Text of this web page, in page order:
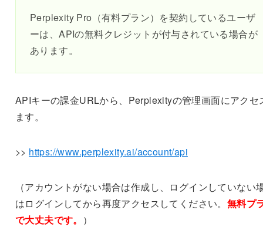
Perplexity Pro（有料プラン）を契約しているユーザ
ーは、APIの無料クレジットが付与されている場合が
あります。
APIキーの課金URLから、Perplexityの管理画面にアクセ
ます。
>> https://www.perplexity.ai/account/api
（アカウントがない場合は作成し、ログインしていない
はログインしてから再度アクセスしてください。 無料プ
で大丈夫です。 ）